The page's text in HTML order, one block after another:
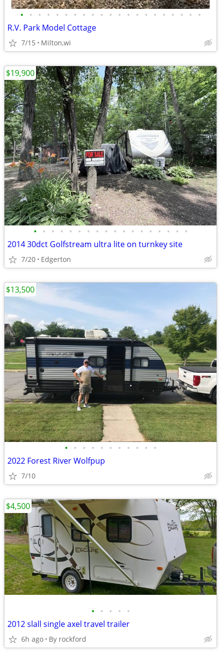
• • • • • • • • • • • • • • • • • • • • •
R.V. Park Model Cottage
7/15 Milton,wi
• • • • • • • • • • • • • • • • • •
2014 30dct Golfstream ultra lite on turnkey site
7/20 Edgerton
$19,900
• • • • • • • • • • •
2022 Forest River Wolfpup
7/10
$13,500
• • • • •
2012 slall single axel travel trailer
6h ago By rockford
$4,500